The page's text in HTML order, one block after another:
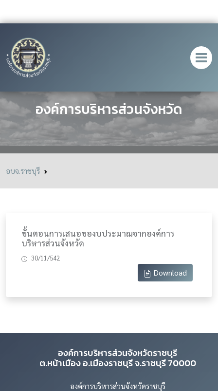
ขั้นตอนการเสนอของบประมาณจาก
องค์การบริหารส่วนจังหวัด
อบจ.ราชบุรี
ขั้นตอนการเสนอของบประมาณจากองค์การ
บริหารส่วนจังหวัด
30/11/542
Download
องค์การบริหารส่วนจังหวัดราชบุรี
ต.หน้าเมือง อ.เมืองราชบุรี จ.ราชบุรี 70000
องค์การบริหารส่วนจังหวัดราชบุรี